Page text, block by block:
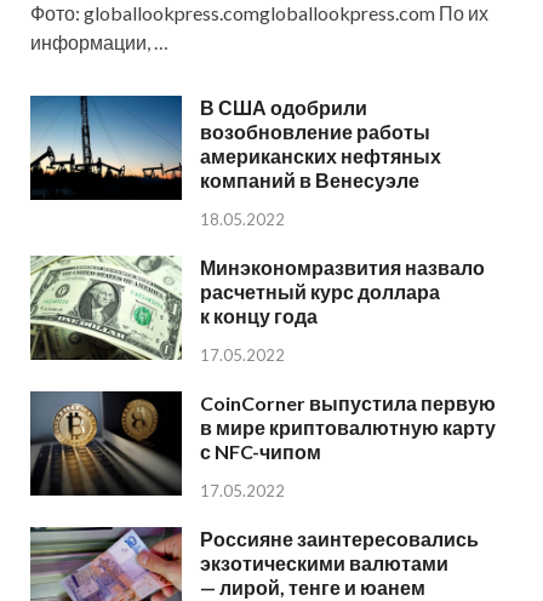
Фото: globallookpress.comgloballookpress.com По их
информации, …
В США одобрили
возобновление работы
американских нефтяных
компаний в Венесуэле
18.05.2022
Минэкономразвития назвало
расчетный курс доллара
к концу года
17.05.2022
CoinCorner выпустила первую
в мире криптовалютную карту
с NFC-чипом
17.05.2022
Россияне заинтересовались
экзотическими валютами
— лирой, тенге и юанем